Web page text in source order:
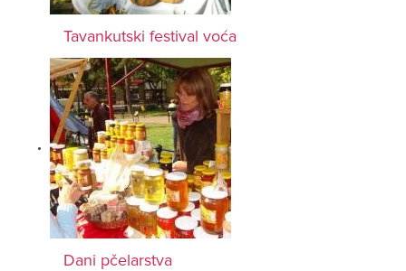
Tavankutski festival voća
Dani pčelarstva